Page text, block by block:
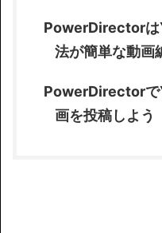
PowerDirectorは
法が簡単な動画
PowerDirectorで
画を投稿しよう